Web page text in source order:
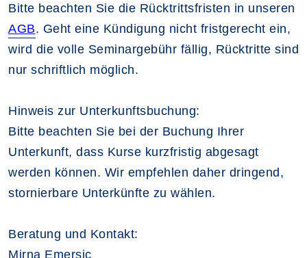
Bitte beachten Sie die Rücktrittsfristen in unseren
AGB. Geht eine Kündigung nicht fristgerecht ein,
wird die volle Seminargebühr fällig, Rücktritte sind
nur schriftlich möglich.
Hinweis zur Unterkunftsbuchung:
Bitte beachten Sie bei der Buchung Ihrer
Unterkunft, dass Kurse kurzfristig abgesagt
werden können. Wir empfehlen daher dringend,
stornierbare Unterkünfte zu wählen.
Beratung und Kontakt:
Mirna Emersic